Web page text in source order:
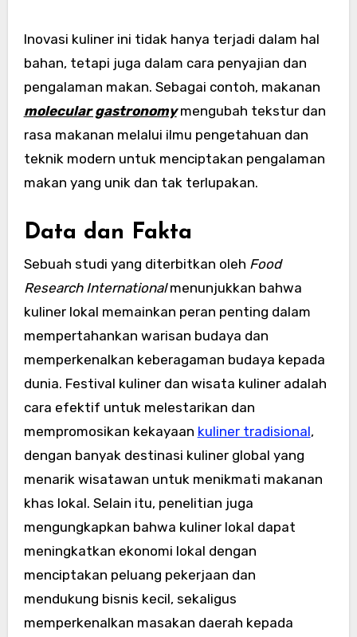
Inovasi kuliner ini tidak hanya terjadi dalam hal
bahan, tetapi juga dalam cara penyajian dan
pengalaman makan. Sebagai contoh, makanan
molecular gastronomymengubah tekstur dan
rasa makanan melalui ilmu pengetahuan dan
teknik modern untuk menciptakan pengalaman
makan yang unik dan tak terlupakan.
Data dan Fakta
Sebuah studi yang diterbitkan oleh Food
Research Internationalmenunjukkan bahwa
kuliner lokal memainkan peran penting dalam
mempertahankan warisan budaya dan
memperkenalkan keberagaman budaya kepada
dunia. Festival kuliner dan wisata kuliner adalah
cara efektif untuk melestarikan dan
mempromosikan kekayaan kuliner tradisional,
dengan banyak destinasi kuliner global yang
menarik wisatawan untuk menikmati makanan
khas lokal. Selain itu, penelitian juga
mengungkapkan bahwa kuliner lokal dapat
meningkatkan ekonomi lokal dengan
menciptakan peluang pekerjaan dan
mendukung bisnis kecil, sekaligus
memperkenalkan masakan daerah kepada